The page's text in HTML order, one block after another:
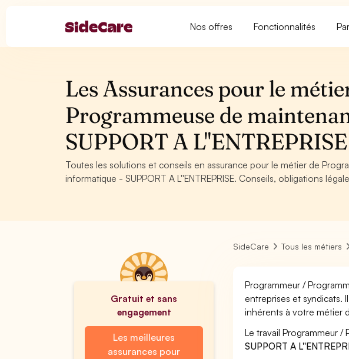
Nos offres Fonctionnalités
Les Assurances pour le
Programmeuse de
SUPPORT A L''ENTREPRISE
Toutes les solutions et conseils en assurance pour le métier de
informatique - SUPPORT A L''ENTREPRISE. Conseils, obligations
Gratuit et sans
engagement
Les meilleures
assurances pour
SideCare Tous les métiers
Programmeur /
entreprises et syndicats.
inhérents à votre métier
Le travail Programmeur /
SUPPORT A